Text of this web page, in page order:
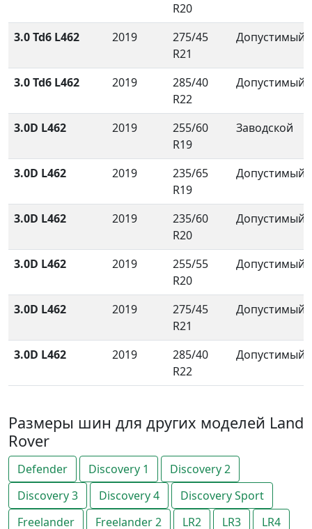
R20
3.0 Td6 L462 2019
275/45
R21
Допустимый
3.0 Td6 L462 2019
285/40
R22
Допустимый
3.0D L462 2019
255/60
R19
Заводской
3.0D L462 2019
235/65
R19
Допустимый
3.0D L462 2019
235/60
R20
Допустимый
3.0D L462 2019
255/55
R20
Допустимый
3.0D L462 2019
275/45
R21
Допустимый
3.0D L462 2019
285/40
R22
Допустимый
Размеры шин для других моделей Land
Rover
Defender Discovery 1
Discovery 2
Discovery 3
Discovery 4
Discovery Sport
Freelander
Freelander 2 LR2 LR3 LR4